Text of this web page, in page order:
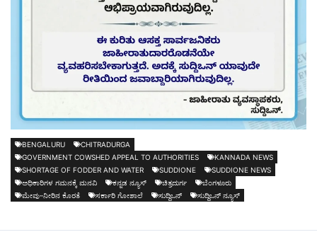
BENGALURU
CHITRADURGA
GOVERNMENT COWSHED APPEAL TO AUTHORITIES
KANNADA NEWS
SHORTAGE OF FODDER AND WATER
SUDDIONE
SUDDIONE NEWS
ಅಧಿಕಾರಿಗಳ ಗಮನಕ್ಕೆ ಮನವಿ
ಕನ್ನಡ ನ್ಯೂಸ್ ಚಿತ್ರದುರ್ಗ
ಬೆಂಗಳೂರು
ಮೇವು–ನೀರಿನ ಕೊರತೆ
ಸರ್ಕಾರಿ ಗೋಶಾಲೆ ಸುದ್ದಿಒನ್ ಸುದ್ದಿಒನ್ ನ್ಯೂಸ್